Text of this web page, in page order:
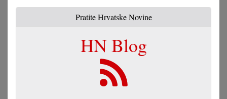
Pratite Hrvatske Novine
HN Blog